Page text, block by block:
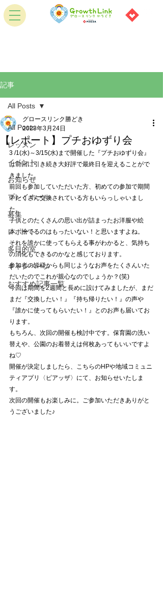
記事
All Posts
レッスン
イベント
お知らせ
プレイホール
募集
レポート
多目的室
キャンペーン
おすすめ記事一覧
All Posts
【レポート】プチおゆずり会
グロースリンク勝どき
2023年3月24日
3 /1(水)～3/15(水)まで開催した『プチおゆずり会』
は前回に引き続き大好評で最終日を迎えることがで
きました。
前回も参加していただいた方、初めての参加で期間
中たくさん交換されている方もいらっしゃいまし
た。
子供とのたくさんの思い出が詰まったお洋服や絵
本、捨てるのはもったいない！と思いますよね。
それを誰かに使ってもらえる事がわかると、気持ち
の消化もできるのかなと感じております。
参加者の皆様からも同じようなお声をたくさんいた
だいたのでこれが親心なのでしょうか？(笑)
今回は期間を2週間と長めに設けてみましたが、まだ
まだ『交換したい！』『持ち帰りたい！』の声や
『誰かに使ってもらいたい！』とのお声も届いてお
ります。
もちろん、次回の開催も検討中です。保育園の洗い
替えや、公園のお着替えは何枚あってもいいですよ
ね♡
開催が決定しましたら、こちらのHPや地域コミュニ
ティアプリ〈ピアッザ〉にて、お知らせいたしま
す。
次回の開催もお楽しみに。ご参加いただきありがと
うございました♪